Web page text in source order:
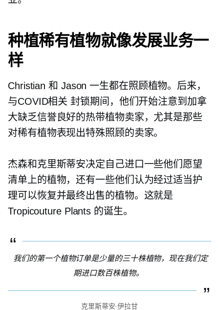
种植稀有植物就像发展业务一
样
Christian 和 Jason 一生都在照顾植物。后来，
与COVID相关 封锁期间，他们开始注意到加拿
大缺乏信誉良好的热带植物卖家，尤其是那些
对稀有植物表现出特殊照顾的卖家。
杰森和克里斯蒂安决定自己进口一些他们愿望
清单上的植物，还有一些他们认为经过适当护
理可以恢复并最终出售的植物。这就是
Tropicouture Plants 的诞生。
我们的第一个植物订单是少量的三十株植物，现在我们定
期进口数百株植物。
克里斯蒂安·伊拉甘